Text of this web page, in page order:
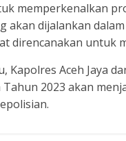
memperkenalkan
akan dijalankan
direncanakan untuk
Kapolres Aceh Jaya
2023 akan